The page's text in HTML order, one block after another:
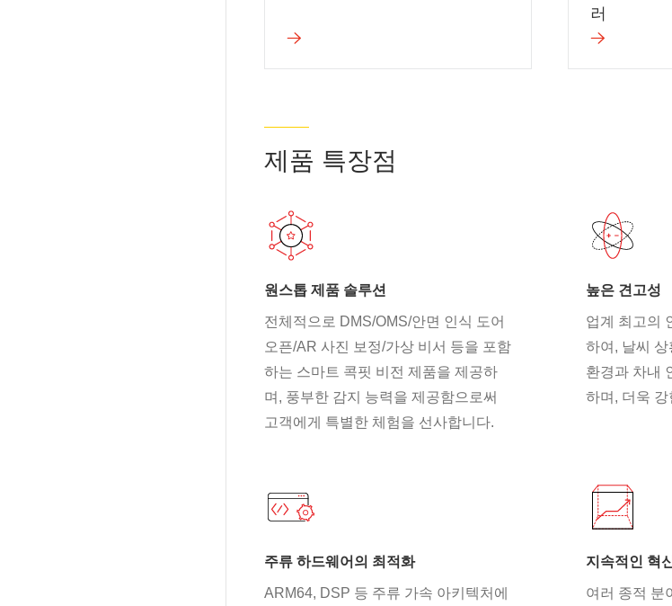
러
제품 특장점
원스톱 제품 솔루션
전체적으로 DMS/OMS/안면 인식 도어
오픈/AR 사진 보정/가상 비서 등을 포함
하는 스마트 콕핏 비전 제품을 제공하
며, 풍부한 감지 능력을 제공함으로써
고객에게 특별한 체험을 선사합니다.
높은 견고성
업계 최고의
하여, 날씨 상
환경과 차내
하며, 더욱
주류 하드웨어의 최적화
ARM64, DSP 등 주류 가속 아키텍처에
지속적인 혁
여러 종적 분